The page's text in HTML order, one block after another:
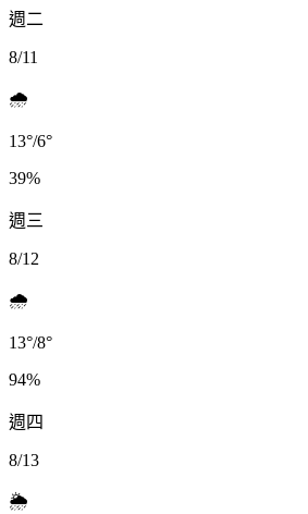
週二
8/11
🌧️
13°/6°
39%
週三
8/12
🌧️
13°/8°
94%
週四
8/13
🌦️